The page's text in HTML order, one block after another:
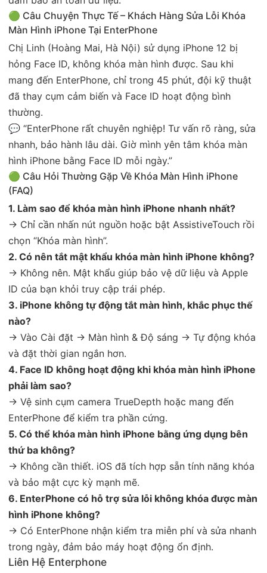
🟢 Câu Chuyện Thực Tế – Khách Hàng Sửa Lỗi Khóa
Màn Hình iPhone Tại EnterPhone
Chị Linh (Hoàng Mai, Hà Nội) sử dụng iPhone 12 bị
hỏng Face ID, không khóa màn hình được. Sau khi
mang đến EnterPhone, chỉ trong 45 phút, đội kỹ thuật
đã thay cụm cảm biến và Face ID hoạt động bình
thường.
💬 “EnterPhone rất chuyên nghiệp! Tư vấn rõ ràng, sửa
nhanh, bảo hành lâu dài. Giờ mình yên tâm khóa màn
hình iPhone bằng Face ID mỗi ngày.”
🟢 Câu Hỏi Thường Gặp Về Khóa Màn Hình iPhone
(FAQ)
1. Làm sao để khóa màn hình iPhone nhanh nhất?
→ Chỉ cần nhấn nút nguồn hoặc bật AssistiveTouch rồi
chọn “Khóa màn hình”.
2. Có nên tắt mật khẩu khóa màn hình iPhone không?
→ Không nên. Mật khẩu giúp bảo vệ dữ liệu và Apple
ID của bạn khỏi truy cập trái phép.
3. iPhone không tự động tắt màn hình, khắc phục thế
nào?
→ Vào Cài đặt → Màn hình & Độ sáng → Tự động khóa
và đặt thời gian ngắn hơn.
4. Face ID không hoạt động khi khóa màn hình iPhone
phải làm sao?
→ Vệ sinh cụm camera TrueDepth hoặc mang đến
EnterPhone để kiểm tra phần cứng.
5. Có thể khóa màn hình iPhone bằng ứng dụng bên
thứ ba không?
→ Không cần thiết. iOS đã tích hợp sẵn tính năng khóa
và bảo mật cực kỳ mạnh mẽ.
6. EnterPhone có hỗ trợ sửa lỗi không khóa được màn
hình iPhone không?
→ Có EnterPhone nhận kiểm tra miễn phí và sửa nhanh
trong ngày, đảm bảo máy hoạt động ổn định.
Liên Hệ Enterphone